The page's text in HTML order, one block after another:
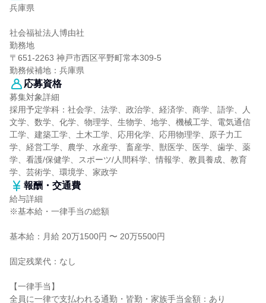
兵庫県
社会福祉法人博由社
勤務地
〒651-2263 神戸市西区平野町常本309-5
勤務候補地：兵庫県
応募資格
募集対象詳細
採用予定学科：社会学、法学、政治学、経済学、商学、語学、人
文学、数学、化学、物理学、生物学、地学、機械工学、電気通信
工学、建築工学、土木工学、応用化学、応用物理学、原子力工
学、経営工学、農学、水産学、畜産学、獣医学、医学、歯学、薬
学、看護/保健学、スポーツ/人間科学、情報学、教員養成、教育
学、芸術学、環境学、家政学
報酬・交通費
給与詳細
※基本給・一律手当の総額
基本給：月給 20万1500円 〜 20万5500円
固定残業代：なし
【一律手当】
全員に一律で支払われる通勤・皆勤・家族手当金額：あり